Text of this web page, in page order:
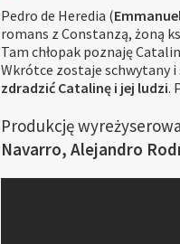
Pedro de Heredia (
romans z Constanzą, żoną
Tam chłopak poznaję
Wkrótce zostaje schwytany
zdradzić Catalinę i jej ludzi.
Produkcję
Navarro, Alejandro